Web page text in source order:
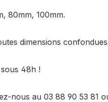
80mm, 100mm.
dimensions
48h !
nous au 03 88 90 53 81